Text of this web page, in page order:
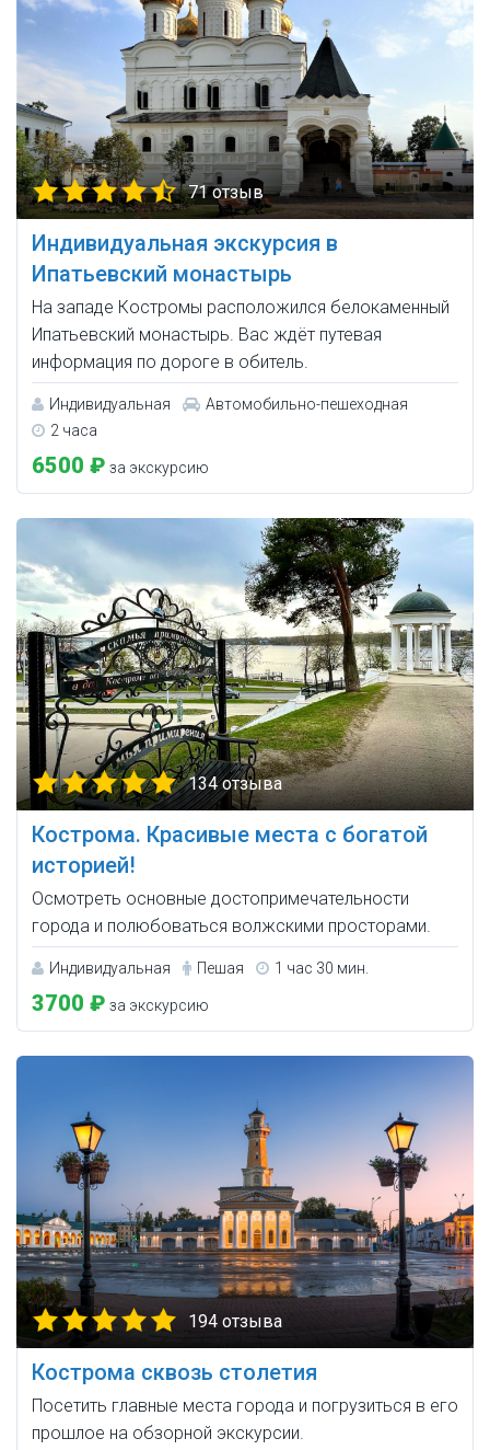
71 отзыв
Индивидуальная экскурсия в
Ипатьевский монастырь
На западе Костромы расположился белокаменный
Ипатьевский монастырь. Вас ждёт путевая
информация по дороге в обитель.
Индивидуальная
Автомобильно-пешеходная
2 часа
6500 ₽ за экскурсию
134 отзыва
Кострома. Красивые места с богатой
историей!
Осмотреть основные достопримечательности
города и полюбоваться волжскими просторами.
Индивидуальная Пешая 1 час 30 мин.
3700 ₽ за экскурсию
194 отзыва
Кострома сквозь столетия
Посетить главные места города и погрузиться в его
прошлое на обзорной экскурсии.